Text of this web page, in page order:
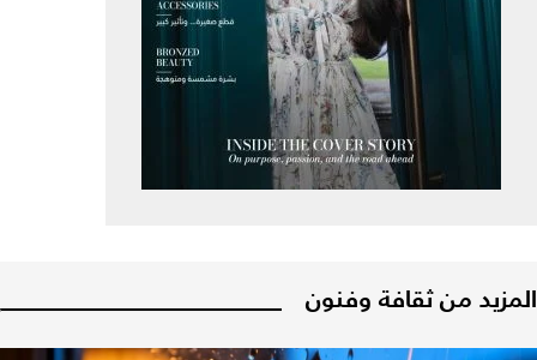
المزيد من ثقافة وفنون